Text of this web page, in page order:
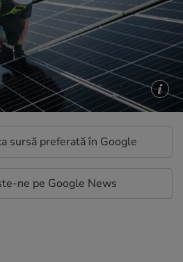
sursă preferată în Google
ne pe Google News